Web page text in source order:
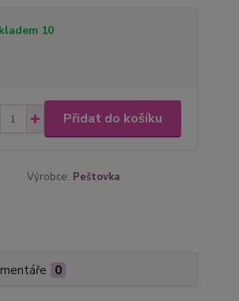
10
Přidat do košíku
Výrobce: Peštovka
0